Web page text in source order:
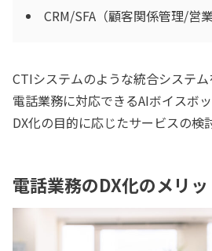
CRM/SFA（顧客関係管理/営
CTIシステムのような統合システ
電話業務に対応できるAIボイスボ
DX化の目的に応じたサービスの検
電話業務のDX化のメリッ